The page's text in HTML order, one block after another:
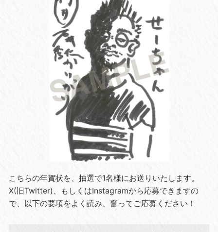
こちらの年賀状を、抽選で1名様にお送りいたします。
X(旧Twitter)、もしくはInstagramから応募できますの
で、以下の要項をよく読み、奮ってご応募ください！